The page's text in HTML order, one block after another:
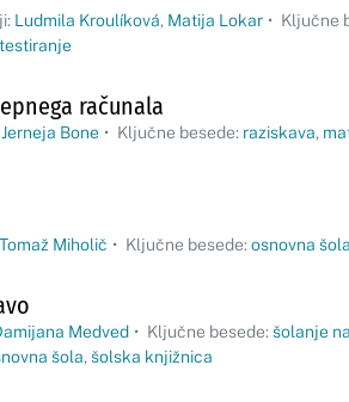
Ludmila Kroulíková, Matija Lokar • Ključne
testiranje
računala
Jerneja Bone • Ključne besede: raziskava,
Tomaž Miholič • Ključne besede: osnovna šola
Medved • Ključne besede: šolanje
šola, šolska knjižnica